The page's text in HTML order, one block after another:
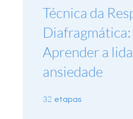
Técnica da
Diafragmática:
Aprender a
ansiedade
32 etapas